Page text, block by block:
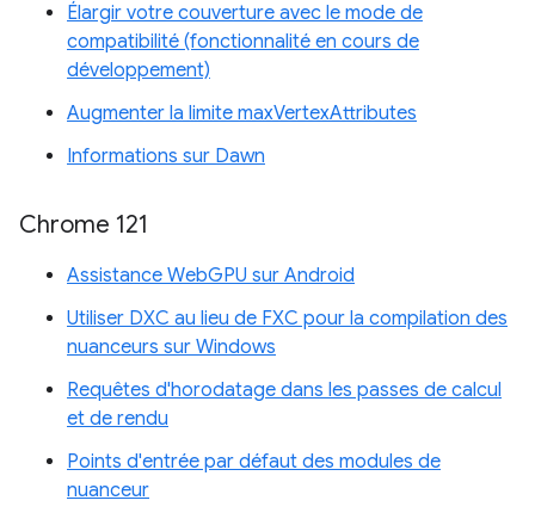
Élargir votre couverture avec le mode de
compatibilité (fonctionnalité en cours de
développement)
Augmenter la limite maxVertexAttributes
Informations sur Dawn
Chrome 121
Assistance WebGPU sur Android
Utiliser DXC au lieu de FXC pour la compilation des
nuanceurs sur Windows
Requêtes d'horodatage dans les passes de calcul
et de rendu
Points d'entrée par défaut des modules de
nuanceur